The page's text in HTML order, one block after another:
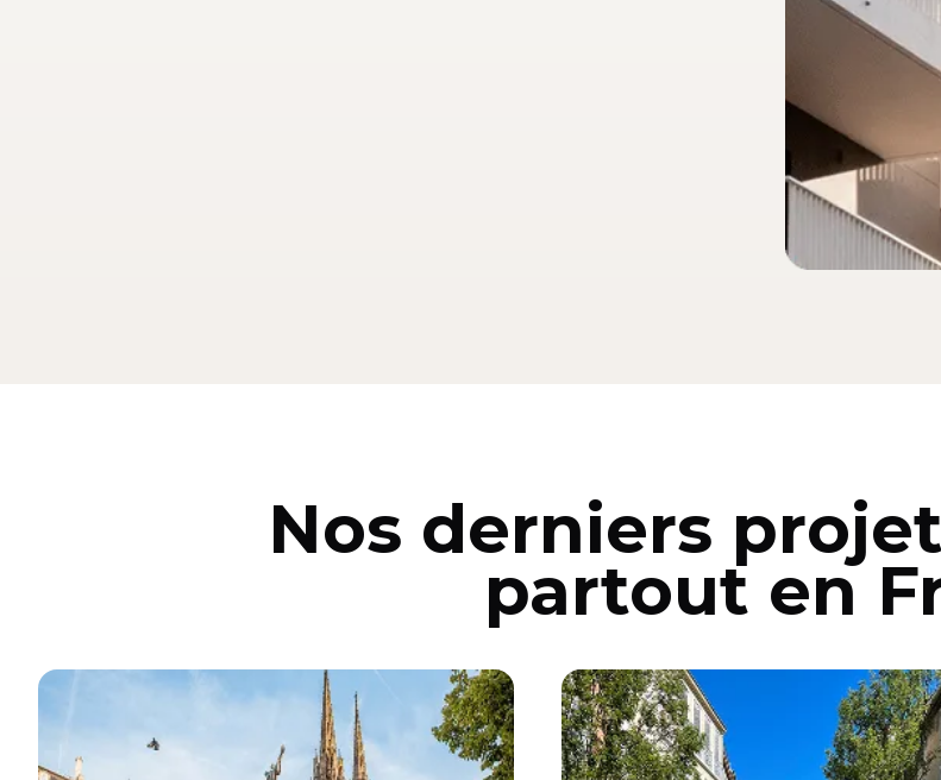
Nos derniers
partout en